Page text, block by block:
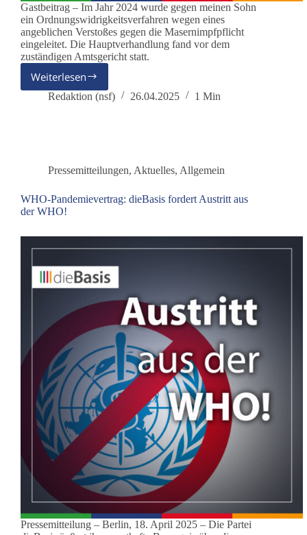
Gastbeitrag – Im Jahr 2024 wurde gegen meinen Sohn
ein Ordnungswidrigkeitsverfahren wegen eines
angeblichen Verstoßes gegen die Masernimpfpflicht
eingeleitet. Die Hauptverhandlung fand vor dem
zuständigen Amtsgericht statt.
WeiterlesenMasernimpfpflicht:
Ordnungswidrigkeitsverfahren
Redaktion (nsf) 26.04.2025 1 Min
Pressemitteilungen, Aktuelles, Allgemein
WHO-Pandemievertrag: dieBasis fordert Austritt aus
der WHO!
Pressemitteilung – Berlin, 18. April 2025 – Die Partei